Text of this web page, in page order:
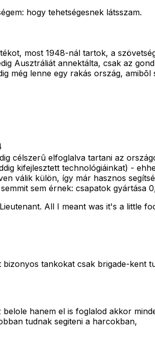
hogy tehetségesnek látsszam.
most 1948-nál tartok, a
Ausztráliát annektálta, csak az
még lenne egy rakás ország,
célszerû elfoglalva tartani az
kifejlesztett technológiáinkat) -
válik külön, így már hasznos
sem érnek: csapatok gyártása
All I meant was it's a little
tankokat csak brigade-kent
hanem el is foglalod akkor
tudnak segiteni a harcokban,